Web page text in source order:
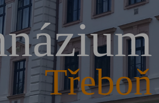
Třeboň